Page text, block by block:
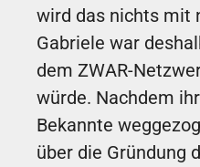
wird das nichts mit
Gabriele war
dem ZWAR-
würde. Nachdem
Bekannte
über die Gründung